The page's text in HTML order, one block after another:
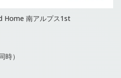
Home 南アルプス1st
）